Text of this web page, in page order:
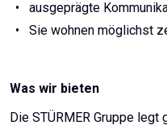
ausgeprägte
Sie wohnen möglichst
Was wir bieten
Die STÜRMER Gruppe